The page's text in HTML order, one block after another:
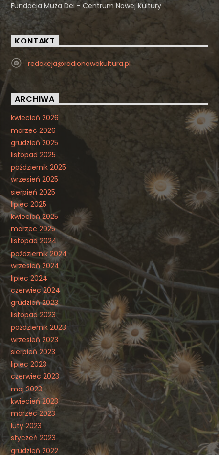
Fundacja Muza Dei - Centrum Nowej Kultury
KONTAKT
redakcja@radionowakultura.pl
ARCHIWA
kwiecień 2026
marzec 2026
grudzień 2025
listopad 2025
październik 2025
wrzesień 2025
sierpień 2025
lipiec 2025
kwiecień 2025
marzec 2025
listopad 2024
październik 2024
wrzesień 2024
lipiec 2024
czerwiec 2024
grudzień 2023
listopad 2023
październik 2023
wrzesień 2023
sierpień 2023
lipiec 2023
czerwiec 2023
maj 2023
kwiecień 2023
marzec 2023
luty 2023
styczeń 2023
grudzień 2022